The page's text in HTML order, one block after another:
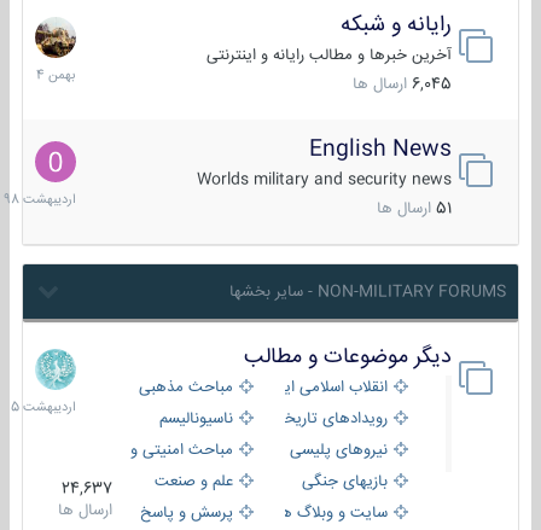
رایانه و شبکه
آخرین خبرها و مطالب رایانه و اینترنتی
6,045 ارسال ها
30
بهمن
1404
English News
Worlds military and security news
51 ارسال ها
10
1398
NON-MILITARY FORUMS - سایر بخشها
دیگر موضوعات و مطالب
انقلاب اسلامی ایران
مباحث مذهبی
رویدادهای تاریخی و مذهبیناسیونالیسم
نیروهای پلیسی
مباحث امنیتی و اطلاعاتی
بازیهای جنگی
علم و صنعت
سایت و وبلاگ ها
پرسش و پاسخ
24,637
ارسال ها
8
1405